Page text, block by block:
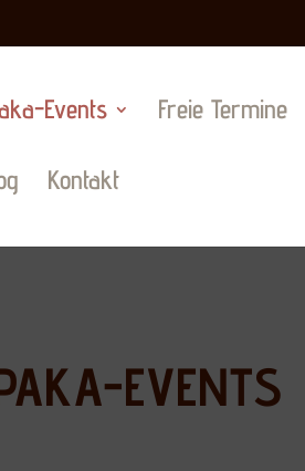
Events Freie Termine
Kontakt
EVENTS